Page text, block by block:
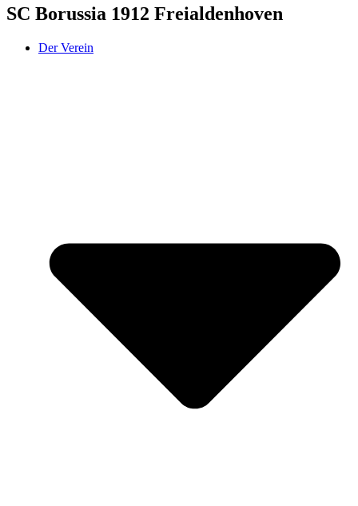
SC Borussia 1912 Freialdenhoven
Der Verein